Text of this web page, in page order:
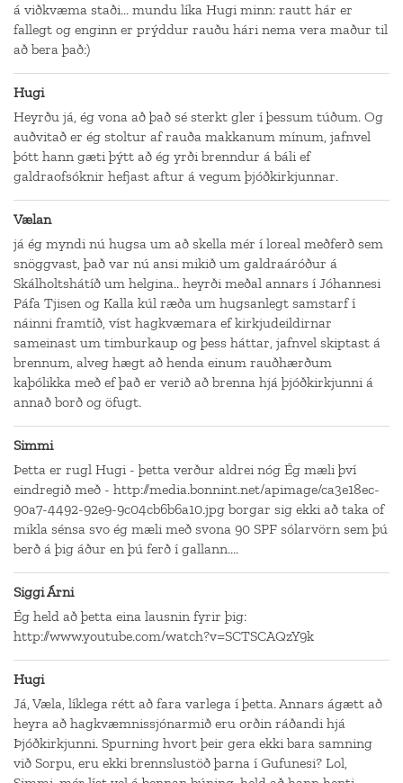
á viðkvæma staði... mundu líka Hugi minn: rautt hár er
fallegt og enginn er prýddur rauðu hári nema vera maður til
að bera það:)
Hugi
Heyrðu já, ég vona að það sé sterkt gler í þessum túðum. Og
auðvitað er ég stoltur af rauða makkanum mínum, jafnvel
þótt hann gæti þýtt að ég yrði brenndur á báli ef
galdraofsóknir hefjast aftur á vegum þjóðkirkjunnar.
Vælan
já ég myndi nú hugsa um að skella mér í loreal meðferð sem
snöggvast, það var nú ansi mikið um galdraáróður á
Skálholtshátíð um helgina.. heyrði meðal annars í Jóhannesi
Páfa Tjisen og Kalla kúl ræða um hugsanlegt samstarf í
náinni framtíð, víst hagkvæmara ef kirkjudeildirnar
sameinast um timburkaup og þess háttar, jafnvel skiptast á
brennum, alveg hægt að henda einum rauðhærðum
kaþólikka með ef það er verið að brenna hjá þjóðkirkjunni á
annað borð og öfugt.
Simmi
Þetta er rugl Hugi - þetta verður aldrei nóg Ég mæli því
eindregið með - http://media.bonnint.net/apimage/ca3e18ec-
90a7-4492-92e9-9c04cb6b6a10.jpg borgar sig ekki að taka of
mikla sénsa svo ég mæli með svona 90 SPF sólarvörn sem þú
berð á þig áður en þú ferð í gallann....
Siggi Árni
Ég held að þetta eina lausnin fyrir þig:
http://www.youtube.com/watch?v=SCTSCAQzY9k
Hugi
Já, Væla, líklega rétt að fara varlega í þetta. Annars ágætt að
heyra að hagkvæmnissjónarmið eru orðin ráðandi hjá
Þjóðkirkjunni. Spurning hvort þeir gera ekki bara samning
við Sorpu, eru ekki brennslustöð þarna í Gufunesi? Lol,